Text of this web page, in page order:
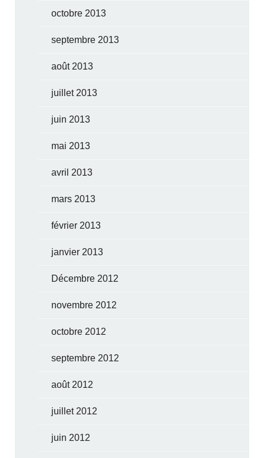
octobre 2013
septembre 2013
août 2013
juillet 2013
juin 2013
mai 2013
avril 2013
mars 2013
février 2013
janvier 2013
Décembre 2012
novembre 2012
octobre 2012
septembre 2012
août 2012
juillet 2012
juin 2012